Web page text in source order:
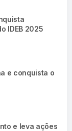
IDEB 2025
e conquista o
e leva ações